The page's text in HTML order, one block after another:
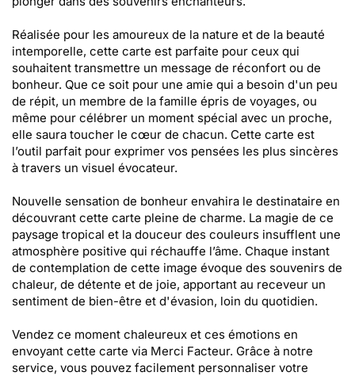
Réalisée pour les amoureux de la nature et de la beauté
intemporelle, cette carte est parfaite pour ceux qui
souhaitent transmettre un message de réconfort ou de
bonheur. Que ce soit pour une amie qui a besoin d'un peu
de répit, un membre de la famille épris de voyages, ou
même pour célébrer un moment spécial avec un proche,
elle saura toucher le cœur de chacun. Cette carte est
l’outil parfait pour exprimer vos pensées les plus sincères
à travers un visuel évocateur.
Nouvelle sensation de bonheur envahira le destinataire en
découvrant cette carte pleine de charme. La magie de ce
paysage tropical et la douceur des couleurs insufflent une
atmosphère positive qui réchauffe l’âme. Chaque instant
de contemplation de cette image évoque des souvenirs de
chaleur, de détente et de joie, apportant au receveur un
sentiment de bien-être et d'évasion, loin du quotidien.
Vendez ce moment chaleureux et ces émotions en
envoyant cette carte via Merci Facteur. Grâce à notre
service, vous pouvez facilement personnaliser votre